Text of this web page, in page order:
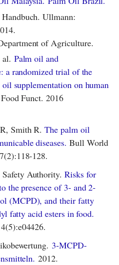
Ullmann:
of Agriculture.
Palm oil and
a randomized trial of the
supplementation on human
Food Funct. 2016
Smith R.The palm oil
diseases. Bull World
128.
Safety Authority.Risks for
the presence of 3- and 2-
(MCPD), and their fatty
fatty acid esters in food.
3-MCPD-
2012.